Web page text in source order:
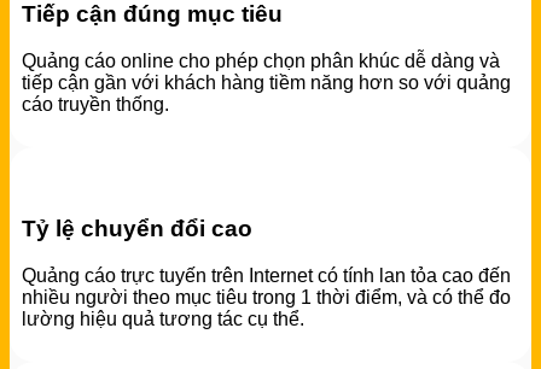
Tiếp cận đúng mục tiêu
Quảng cáo online cho phép chọn phân khúc dễ dàng và
tiếp cận gần với khách hàng tiềm năng hơn so với quảng
cáo truyền thống.
Tỷ lệ chuyển đổi cao
Quảng cáo trực tuyến trên Internet có tính lan tỏa cao đến
nhiều người theo mục tiêu trong 1 thời điểm, và có thể đo
lường hiệu quả tương tác cụ thể.